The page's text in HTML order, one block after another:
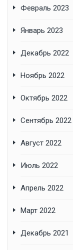
Февраль 2023
Январь 2023
Декабрь 2022
Ноябрь 2022
Октябрь 2022
Сентябрь 2022
Август 2022
Июль 2022
Апрель 2022
Март 2022
Декабрь 2021